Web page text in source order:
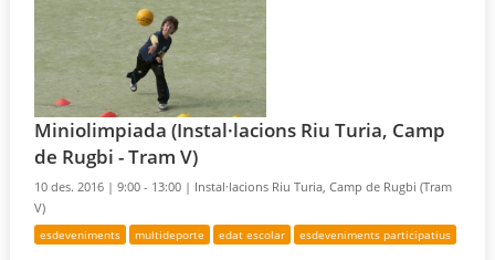
Miniolimpiada (Instal·lacions Riu Turia, Camp
de Rugbi - Tram V)
10 des. 2016 |9:00 - 13:00 | Instal·lacions Riu Turia, Camp de Rugbi (Tram
V)
esdeveniments multideporte edat escolar esdeveniments participatius